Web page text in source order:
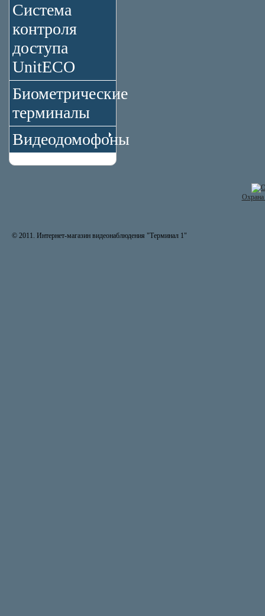
Система
контроля
доступа
UnitECO
Биометрические
терминалы
Видеодомофоны
© 2011. Интернет-магазин видеонаблюдения "Терминал 1"